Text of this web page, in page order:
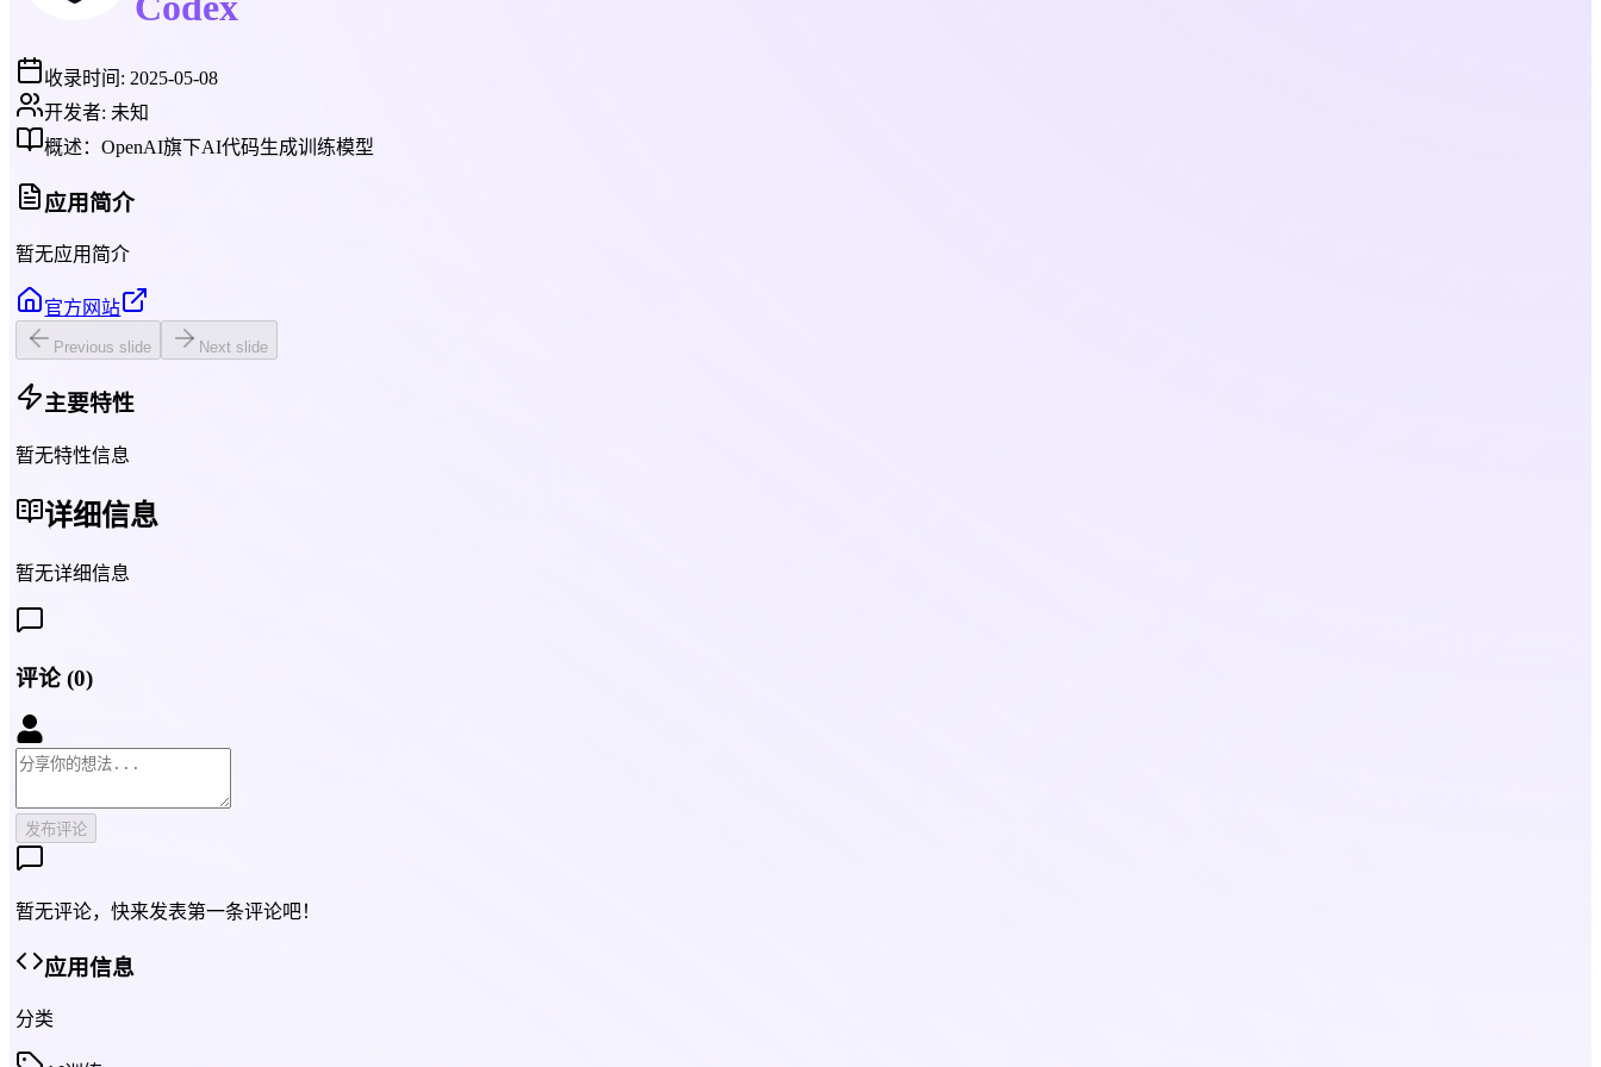
收录时间: 2025-05-08
开发者: 未知
概述：OpenAI旗下AI代码生成训练模型
应用简介
暂无应用简介
官方网站
Previous slide Next slide
主要特性
暂无特性信息
详细信息
暂无详细信息
评论(0)
发布评论
暂无评论，快来发表第一条评论吧！
应用信息
分类